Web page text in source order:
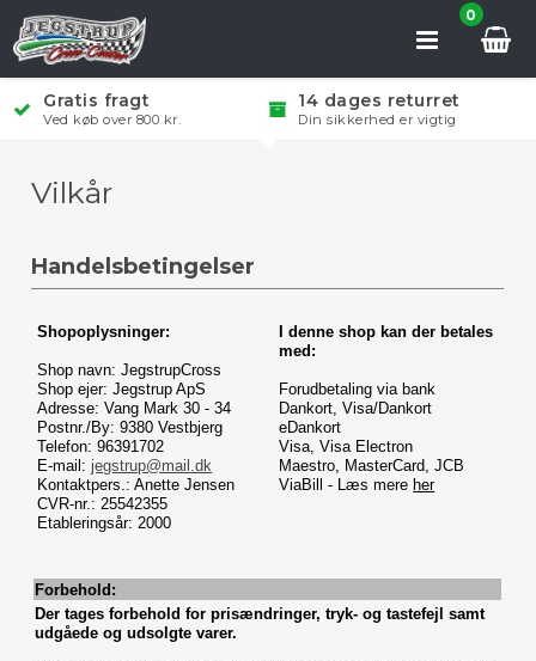
0
Gratis fragt
Ved køb over 800 kr.
14 dages returret
Din sikkerhed er vigtig
Vilkår
Handelsbetingelser
Shopoplysninger:
Shop navn: JegstrupCross
Shop ejer: Jegstrup ApS
Adresse: Vang Mark 30 - 34
Postnr./By: 9380 Vestbjerg
Telefon: 96391702
E-mail: jegstrup@mail.dk
Kontaktpers.: Anette Jensen
CVR-nr.: 25542355
Etableringsår: 2000
I denne shop kan der betales
med:
Forudbetaling via bank
Dankort, Visa/Dankort
eDankort
Visa, Visa Electron
Maestro, MasterCard, JCB
ViaBill - Læs mere her
Forbehold:
Der tages forbehold for prisændringer, tryk- og tastefejl samt
udgåede og udsolgte varer.